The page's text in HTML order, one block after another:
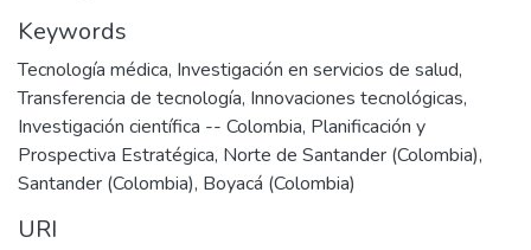
Keywords
Tecnología médica, Investigación en servicios de salud,
Transferencia de tecnología, Innovaciones tecnológicas,
Investigación científica -- Colombia, Planificación y
Prospectiva Estratégica, Norte de Santander (Colombia),
Santander (Colombia), Boyacá (Colombia)
URI